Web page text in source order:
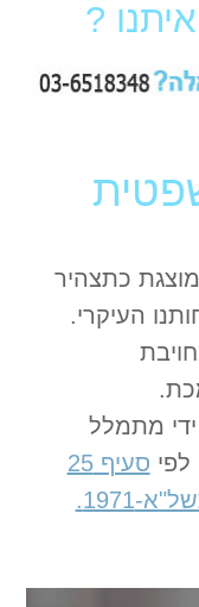
?
כתצהיר
העיקרי.
מתמלל
לפי
סעיף 25
1971.